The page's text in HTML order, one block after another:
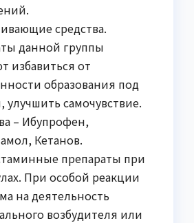
средства.
данной группы
избавиться от
образования под
самочувствие.
– Ибупрофен,
Кетанов.
препараты при
При особой реакции
на деятельность
возбудителя или